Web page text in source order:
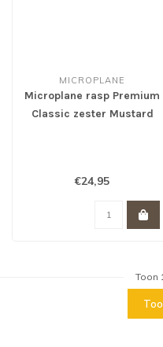
MICROPLANE
Microplane rasp Premium
Classic zester Mustard
€24,95
Toon